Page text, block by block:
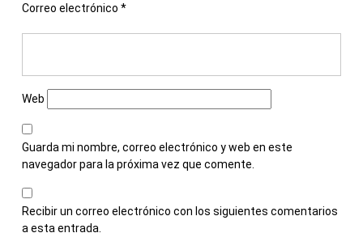
Correo electrónico *
Web
Guarda mi nombre, correo electrónico y web en este
navegador para la próxima vez que comente.
Recibir un correo electrónico con los siguientes comentarios
a esta entrada.